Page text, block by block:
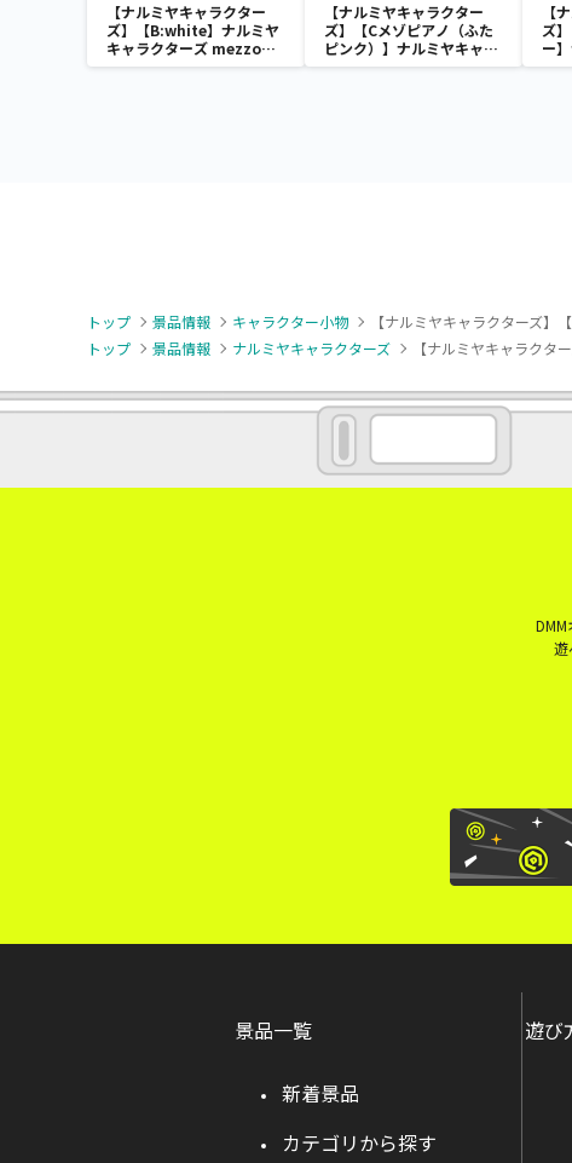
【ナルミヤキャラクター
ズ】【B:white】ナルミヤ
キャラクターズ mezzo
piano withぬいぐるみ ～
【ナルミヤキャラクター
ズ】【Cメゾピアノ（ふた
ピンク）】ナルミヤキャラ
クターズ ミニウォレット
【
ズ
ー
ズ
トップ 景品情報 キャラクター小物
【ナルミヤキャラクターズ】
トップ
景品情報 ナルミヤキャラクターズ 【ナルミヤキャラクタ
遊
景品一覧
新着景品
カテゴリから探す
遊び